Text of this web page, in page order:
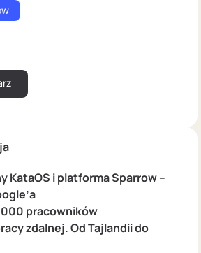
KataOS i platforma Sparrow –
000 pracowników
zdalnej. Od Tajlandii do